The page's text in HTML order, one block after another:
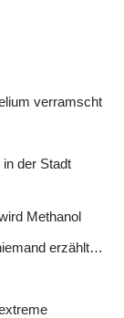
verramscht
der Stadt
Methanol
erzählt…